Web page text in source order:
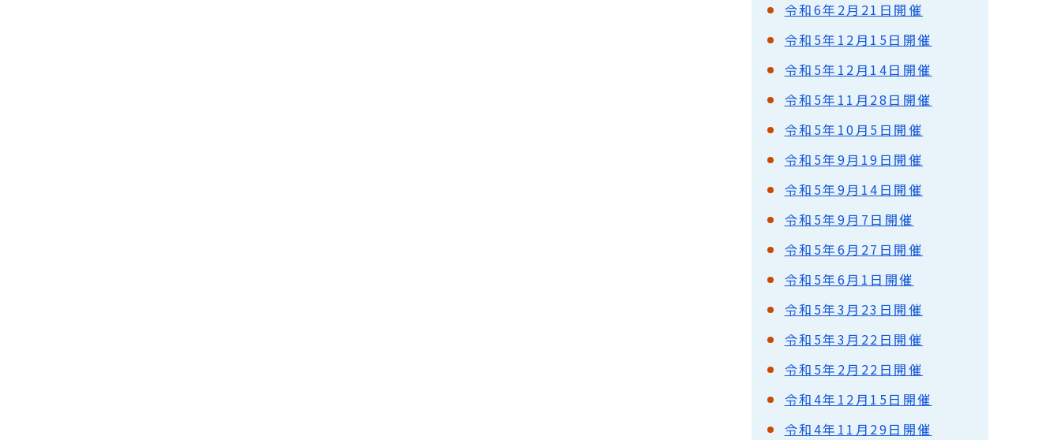
令和6年2月21日開催
令和5年12月15日開催
令和5年12月14日開催
令和5年11月28日開催
令和5年10月5日開催
令和5年9月19日開催
令和5年9月14日開催
令和5年9月7日開催
令和5年6月27日開催
令和5年6月1日開催
令和5年3月23日開催
令和5年3月22日開催
令和5年2月22日開催
令和4年12月15日開催
令和4年11月29日開催